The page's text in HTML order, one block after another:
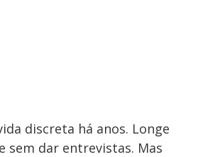
discreta há anos. Longe
sem dar entrevistas. Mas